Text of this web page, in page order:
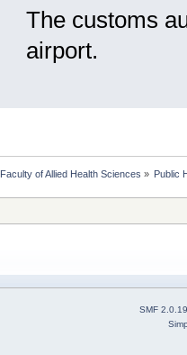
The customs
airport.
Faculty of Allied Health Sciences » Public
SMF 2.0.19